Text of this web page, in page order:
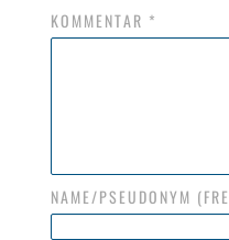
KOMMENTAR *
NAME/PSEUDONYM